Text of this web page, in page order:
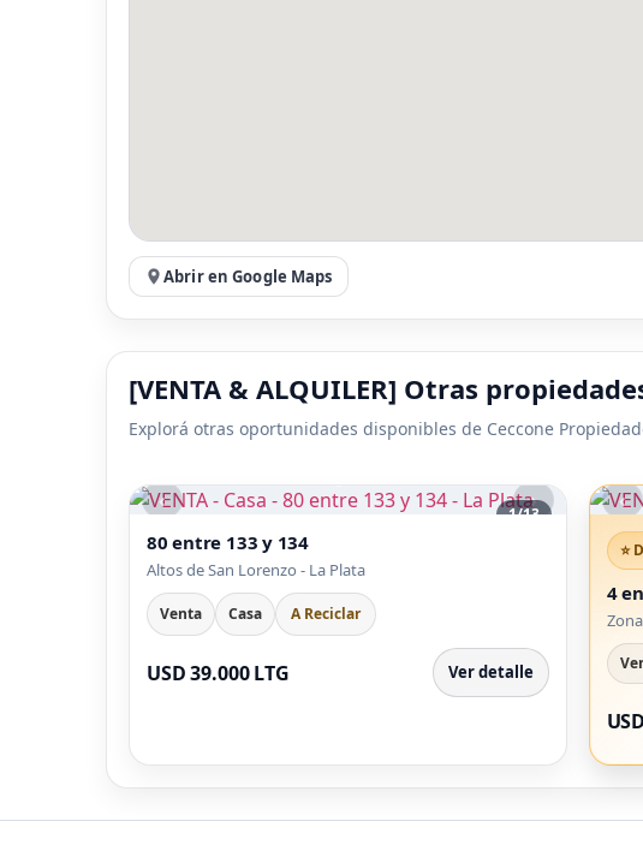
Abrir en Google Maps
[VENTA & ALQUILER] Otras
Explorá otras oportunidades disponibles de Ceccone
‹ ›
1/13
80 entre 133 y 134
Altos de San Lorenzo - La Plata
Venta Casa A Reciclar
USD 39.000 LTG Ver detalle
‹
4